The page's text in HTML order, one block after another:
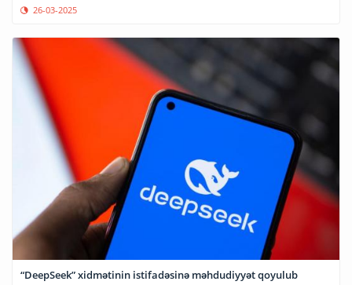
26-03-2025
“DeepSeek” xidmətinin istifadəsinə məhdudiyyət qoyulub